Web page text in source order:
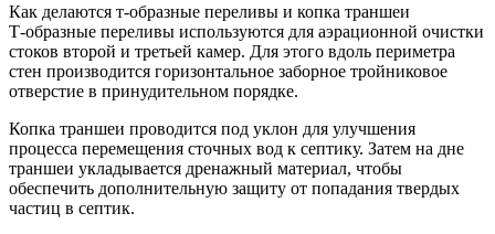
Как делаются т-образные переливы и копка траншеи
Т-образные переливы используются для аэрационной очистки
стоков второй и третьей камер. Для этого вдоль периметра
стен производится горизонтальное заборное тройниковое
отверстие в принудительном порядке.
Копка траншеи проводится под уклон для улучшения
процесса перемещения сточных вод к септику. Затем на дне
траншеи укладывается дренажный материал, чтобы
обеспечить дополнительную защиту от попадания твердых
частиц в септик.